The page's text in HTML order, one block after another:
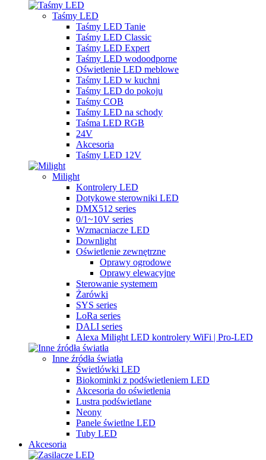
Taśmy LED
Taśmy LED Tanie
Taśmy LED Classic
Taśmy LED Expert
Taśmy LED wodoodporne
Oświetlenie LED meblowe
Taśmy LED w kuchni
Taśmy LED do pokoju
Taśmy COB
Taśmy LED na schody
Taśma LED RGB
24V
Akcesoria
Taśmy LED 12V
Milight
Kontrolery LED
Dotykowe sterowniki LED
DMX512 series
0/1~10V series
Wzmacniacze LED
Downlight
Oświetlenie zewnętrzne
Oprawy ogrodowe
Oprawy elewacyjne
Sterowanie systemem
Żarówki
SYS series
LoRa series
DALI series
Alexa Milight LED kontrolery WiFi | Pro-LED
Inne źródła światła
Świetlówki LED
Biokominki z podświetleniem LED
Akcesoria do oświetlenia
Lustra podświetlane
Neony
Panele świetlne LED
Tuby LED
Akcesoria